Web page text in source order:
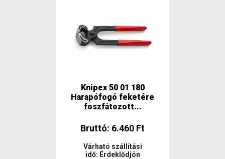
Knipex 50 01 180
Harapófogó feketére
foszfátozott...
Bruttó: 6.460 Ft
Várható szállítási
idő: Érdeklődjön